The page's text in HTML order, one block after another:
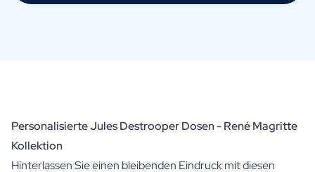
Personalisierte Jules Destrooper Dosen - René Magritte
Kollektion
Hinterlassen Sie einen bleibenden Eindruck mit diesen